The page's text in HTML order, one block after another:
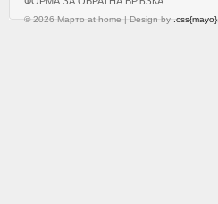
© 2026 Марто at home | Design by